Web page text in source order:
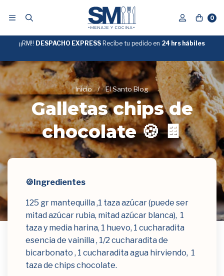
0
GRATIS
SOBRE
¡¡RM!! DESPACHO EXPRESS Recíbe tu pedido en 24 hrs hábiles
Inicio / El Santo Blog
Galletas chips de
chocolate 🍪 🍫
🍪Ingredientes
125 gr mantequilla ,1 taza azúcar (puede ser
mitad azúcar rubia, mitad azúcar blanca), 1
taza y media harina, 1 huevo, 1 cucharadita
esencia de vainilla , 1/2 cucharadita de
bicarbonato , 1 cucharadita agua hirviendo, 1
taza de chips chocolate.